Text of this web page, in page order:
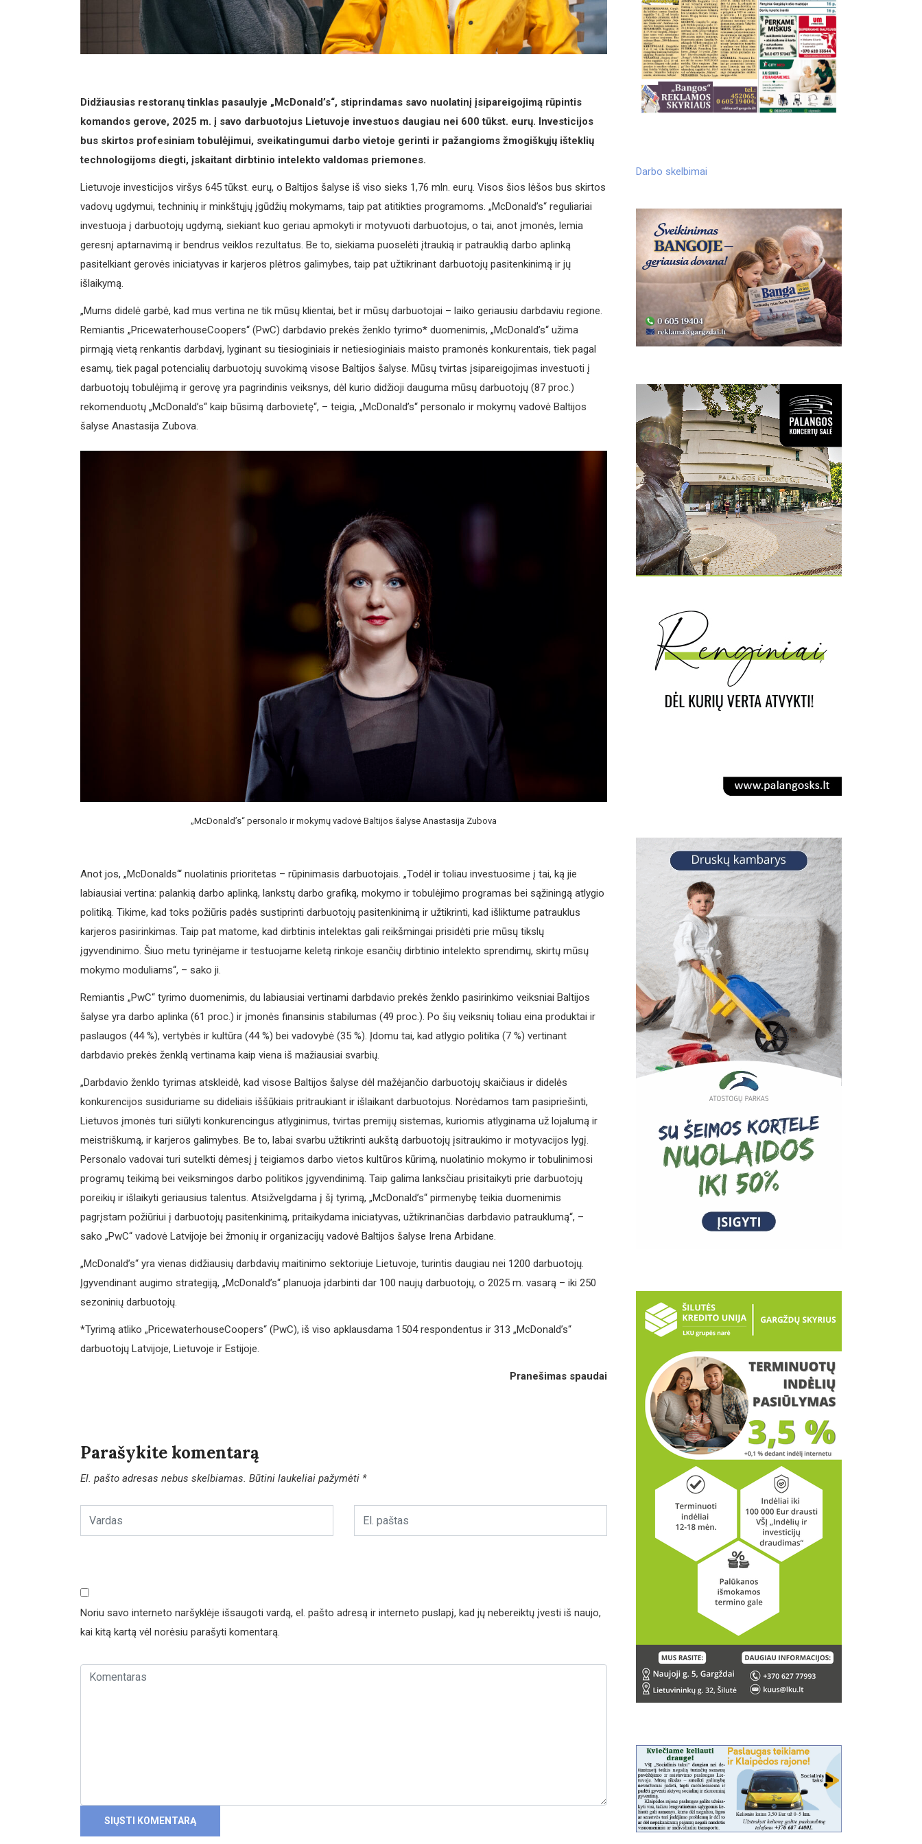
Didžiausias restoranų tinklas pasaulyje „McDonald’s“, stiprindamas savo nuolatinį įsipareigojimą rūpintis
komandos gerove, 2025 m. į savo darbuotojus Lietuvoje investuos daugiau nei 600 tūkst. eurų. Investicijos
bus skirtos profesiniam tobulėjimui, sveikatingumui darbo vietoje gerinti ir pažangioms žmogiškųjų išteklių
technologijoms diegti, įskaitant dirbtinio intelekto valdomas priemones.
Lietuvoje investicijos viršys 645 tūkst. eurų, o Baltijos šalyse iš viso sieks 1,76 mln. eurų. Visos šios lėšos bus skirtos
vadovų ugdymui, techninių ir minkštųjų įgūdžių mokymams, taip pat atitikties programoms. „McDonald’s“ reguliariai
investuoja į darbuotojų ugdymą, siekiant kuo geriau apmokyti ir motyvuoti darbuotojus, o tai, anot įmonės, lemia
geresnį aptarnavimą ir bendrus veiklos rezultatus. Be to, siekiama puoselėti įtraukią ir patrauklią darbo aplinką
pasitelkiant gerovės iniciatyvas ir karjeros plėtros galimybes, taip pat užtikrinant darbuotojų pasitenkinimą ir jų
išlaikymą.
„Mums didelė garbė, kad mus vertina ne tik mūsų klientai, bet ir mūsų darbuotojai – laiko geriausiu darbdaviu regione.
Remiantis „PricewaterhouseCoopers“ (PwC) darbdavio prekės ženklo tyrimo* duomenimis, „McDonald’s“ užima
pirmąją vietą renkantis darbdavį, lyginant su tiesioginiais ir netiesioginiais maisto pramonės konkurentais, tiek pagal
esamų, tiek pagal potencialių darbuotojų suvokimą visose Baltijos šalyse. Mūsų tvirtas įsipareigojimas investuoti į
darbuotojų tobulėjimą ir gerovę yra pagrindinis veiksnys, dėl kurio didžioji dauguma mūsų darbuotojų (87 proc.)
rekomenduotų „McDonald’s“ kaip būsimą darbovietę“, – teigia, „McDonald’s“ personalo ir mokymų vadovė Baltijos
šalyse Anastasija Zubova.
„McDonald’s“ personalo ir mokymų vadovė Baltijos šalyse Anastasija Zubova
Anot jos, „McDonalds‘“ nuolatinis prioritetas – rūpinimasis darbuotojais. „Todėl ir toliau investuosime į tai, ką jie
labiausiai vertina: palankią darbo aplinką, lankstų darbo grafiką, mokymo ir tobulėjimo programas bei sąžiningą atlygio
politiką. Tikime, kad toks požiūris padės sustiprinti darbuotojų pasitenkinimą ir užtikrinti, kad išliktume patrauklus
karjeros pasirinkimas. Taip pat matome, kad dirbtinis intelektas gali reikšmingai prisidėti prie mūsų tikslų
įgyvendinimo. Šiuo metu tyrinėjame ir testuojame keletą rinkoje esančių dirbtinio intelekto sprendimų, skirtų mūsų
mokymo moduliams“, – sako ji.
Remiantis „PwC“ tyrimo duomenimis, du labiausiai vertinami darbdavio prekės ženklo pasirinkimo veiksniai Baltijos
šalyse yra darbo aplinka (61 proc.) ir įmonės finansinis stabilumas (49 proc.). Po šių veiksnių toliau eina produktai ir
paslaugos (44 %), vertybės ir kultūra (44 %) bei vadovybė (35 %). Įdomu tai, kad atlygio politika (7 %) vertinant
darbdavio prekės ženklą vertinama kaip viena iš mažiausiai svarbių.
„Darbdavio ženklo tyrimas atskleidė, kad visose Baltijos šalyse dėl mažėjančio darbuotojų skaičiaus ir didelės
konkurencijos susiduriame su dideliais iššūkiais pritraukiant ir išlaikant darbuotojus. Norėdamos tam pasipriešinti,
Lietuvos įmonės turi siūlyti konkurencingus atlyginimus, tvirtas premijų sistemas, kuriomis atlyginama už lojalumą ir
meistriškumą, ir karjeros galimybes. Be to, labai svarbu užtikrinti aukštą darbuotojų įsitraukimo ir motyvacijos lygį.
Personalo vadovai turi sutelkti dėmesį į teigiamos darbo vietos kultūros kūrimą, nuolatinio mokymo ir tobulinimosi
programų teikimą bei veiksmingos darbo politikos įgyvendinimą. Taip galima lanksčiau prisitaikyti prie darbuotojų
poreikių ir išlaikyti geriausius talentus. Atsižvelgdama į šį tyrimą, „McDonald’s“ pirmenybę teikia duomenimis
pagrįstam požiūriui į darbuotojų pasitenkinimą, pritaikydama iniciatyvas, užtikrinančias darbdavio patrauklumą“, –
sako „PwC“ vadovė Latvijoje bei žmonių ir organizacijų vadovė Baltijos šalyse Irena Arbidane.
„McDonald’s“ yra vienas didžiausių darbdavių maitinimo sektoriuje Lietuvoje, turintis daugiau nei 1200 darbuotojų.
Įgyvendinant augimo strategiją, „McDonald’s“ planuoja įdarbinti dar 100 naujų darbuotojų, o 2025 m. vasarą – iki 250
sezoninių darbuotojų.
*Tyrimą atliko „PricewaterhouseCoopers“ (PwC), iš viso apklausdama 1504 respondentus ir 313 „McDonald’s“
darbuotojų Latvijoje, Lietuvoje ir Estijoje.
Pranešimas spaudai
Parašykite komentarą
El. pašto adresas nebus skelbiamas. Būtini laukeliai pažymėti *
Noriu savo interneto naršyklėje išsaugoti vardą, el. pašto adresą ir interneto puslapį, kad jų nebereiktų įvesti iš naujo,
kai kitą kartą vėl norėsiu parašyti komentarą.
Darbo skelbimai